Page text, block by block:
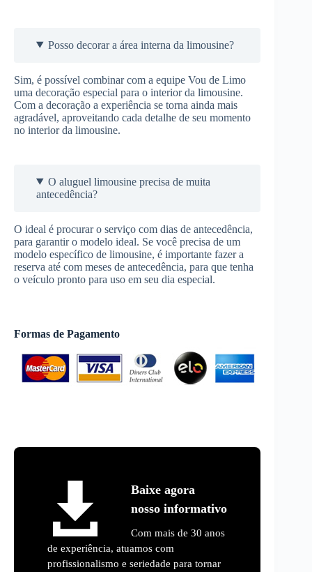
Posso decorar a área interna da limousine?
Sim, é possível combinar com a equipe Vou de Limo
uma decoração especial para o interior da limousine.
Com a decoração a experiência se torna ainda mais
agradável, aproveitando cada detalhe de seu momento
no interior da limousine.
O aluguel limousine precisa de muita
antecedência?
O ideal é procurar o serviço com dias de antecedência,
para garantir o modelo ideal. Se você precisa de um
modelo específico de limousine, é importante fazer a
reserva até com meses de antecedência, para que tenha
o veículo pronto para uso em seu dia especial.
Formas de Pagamento
Baixe agora
nosso informativo
Com mais de 30 anos
de experiência, atuamos com
profissionalismo e seriedade para tornar